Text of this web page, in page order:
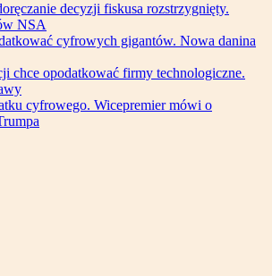
decyzji fiskusa rozstrzygnięty.
NSA
cyfrowych gigantów. Nowa danina
chce opodatkować firmy technologiczne.
cyfrowego. Wicepremier mówi o